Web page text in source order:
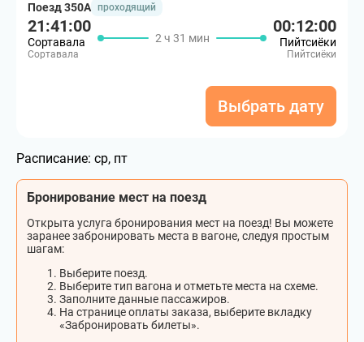
Поезд 350А проходящий
21:41:00
Сортавала
Сортавала
2 ч 31 мин
00:12:00
Пийтсиёки
Пийтсиёки
Выбрать дату
Расписание: ср, пт
Бронирование мест на поезд
Открыта услуга бронирования мест на поезд! Вы можете
заранее забронировать места в вагоне, следуя простым
шагам:
Выберите поезд.
Выберите тип вагона и отметьте места на схеме.
Заполните данные пассажиров.
На странице оплаты заказа, выберите вкладку
«Забронировать билеты».